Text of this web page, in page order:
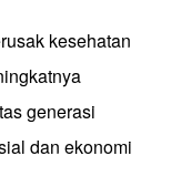
kesehatan
generasi
dan ekonomi